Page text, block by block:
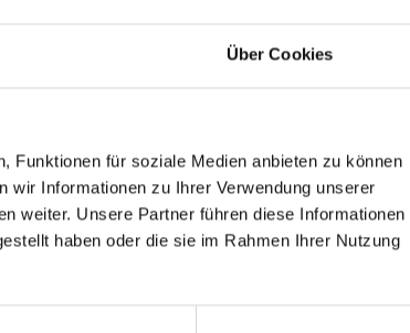
Über Cookies
Funktionen für soziale Medien anbieten zu können
wir Informationen zu Ihrer Verwendung unserer
weiter. Unsere Partner führen diese Informationen
haben oder die sie im Rahmen Ihrer Nutzung
11.2004 06.2008 150 204
150
11.2003 07.2010 155
03.2005 08.2011 155 211
05.2006 155 211